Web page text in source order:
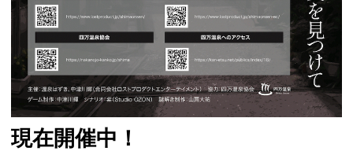
現在開催中！